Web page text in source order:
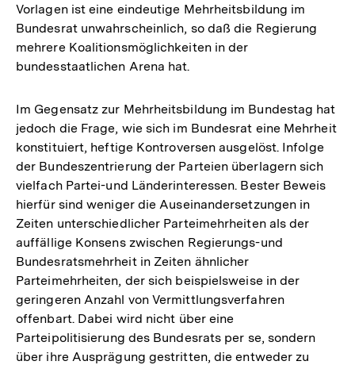
Fußnote
Vorlagen ist eine eindeutige Mehrheitsbildung im
Bundesrat unwahrscheinlich, so daß die Regierung
mehrere Koalitionsmöglichkeiten in der
bundesstaatlichen Arena hat.
Im Gegensatz zur Mehrheitsbildung im Bundestag hat
jedoch die Frage, wie sich im Bundesrat eine Mehrheit
konstituiert, heftige Kontroversen ausgelöst. Infolge
der Bundeszentrierung der Parteien überlagern sich
vielfach Partei-und Länderinteressen. Bester Beweis
hierfür sind weniger die Auseinandersetzungen in
Zeiten unterschiedlicher Parteimehrheiten als der
auffällige Konsens zwischen Regierungs-und
Bundesratsmehrheit in Zeiten ähnlicher
Parteimehrheiten, der sich beispielsweise in der
geringeren Anzahl von Vermittlungsverfahren
offenbart. Dabei wird nicht über eine
Parteipolitisierung des Bundesrats per se, sondern
über ihre Ausprägung gestritten, die entweder zu